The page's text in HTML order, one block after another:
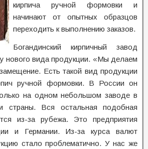
кирпича ручной формовки и
начинают от опытных образцов
переходить к выполнению заказов.
Богандинский кирпичный завод
нового вида продукции. «Мы делаем
Есть такой вид продукции
ручной формовки. В России он
на одном небольшом заводе в
страны. Вся остальная подобная
из-за рубежа. Это предприятия
и Германии. Из-за курса валют
стало проблематично. У нас же